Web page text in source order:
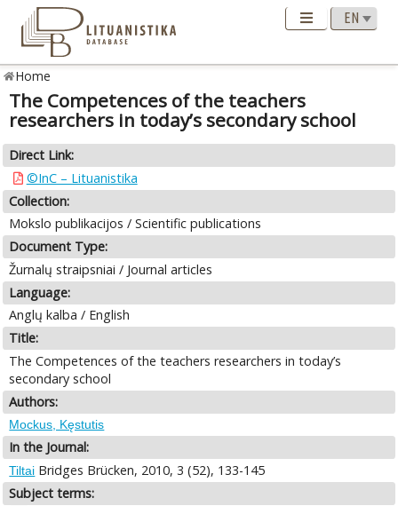
Home
The Competences of the teachers
researchers in today’s secondary school
Direct Link:
©InC – Lituanistika
Collection:
Mokslo publikacijos / Scientific publications
Document Type:
Žurnalų straipsniai / Journal articles
Language:
Anglų kalba / English
Title:
The Competences of the teachers researchers in today’s
secondary school
Authors:
Mockus, Kęstutis
In the Journal:
Tiltai Bridges Brücken, 2010, 3 (52), 133-145
Subject terms: